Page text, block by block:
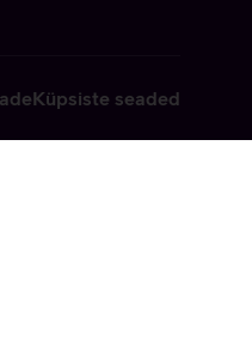
Küpsiste seaded